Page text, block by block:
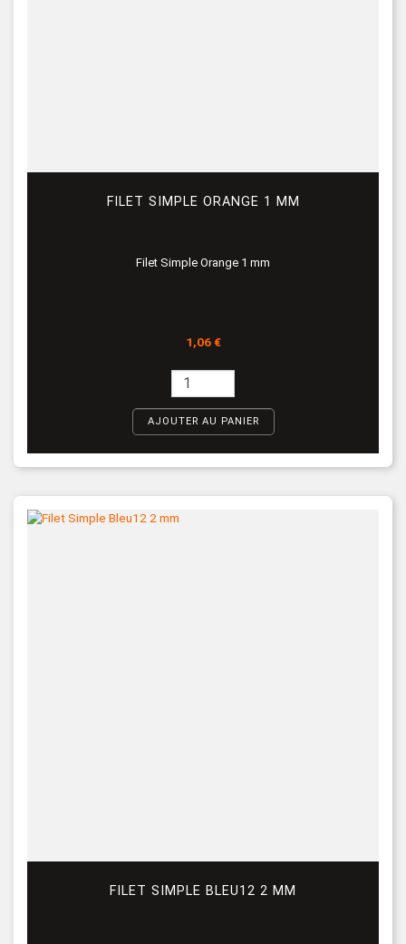
FILET SIMPLE ORANGE 1 MM
Filet Simple Orange 1 mm
Prix
1,06 €
AJOUTER AU PANIER
FILET SIMPLE BLEU12 2 MM